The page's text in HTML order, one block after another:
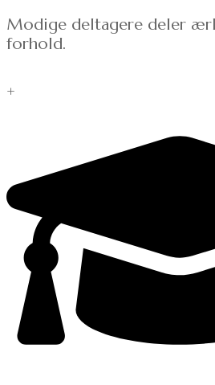
Modige deltagere deler
forhold.
+